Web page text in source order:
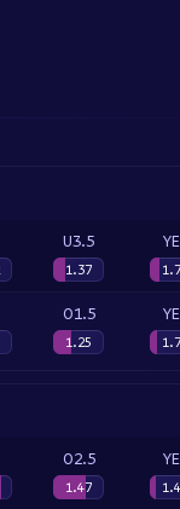
U3.5
1.37
O1.5
1.25
O2.5
1.47